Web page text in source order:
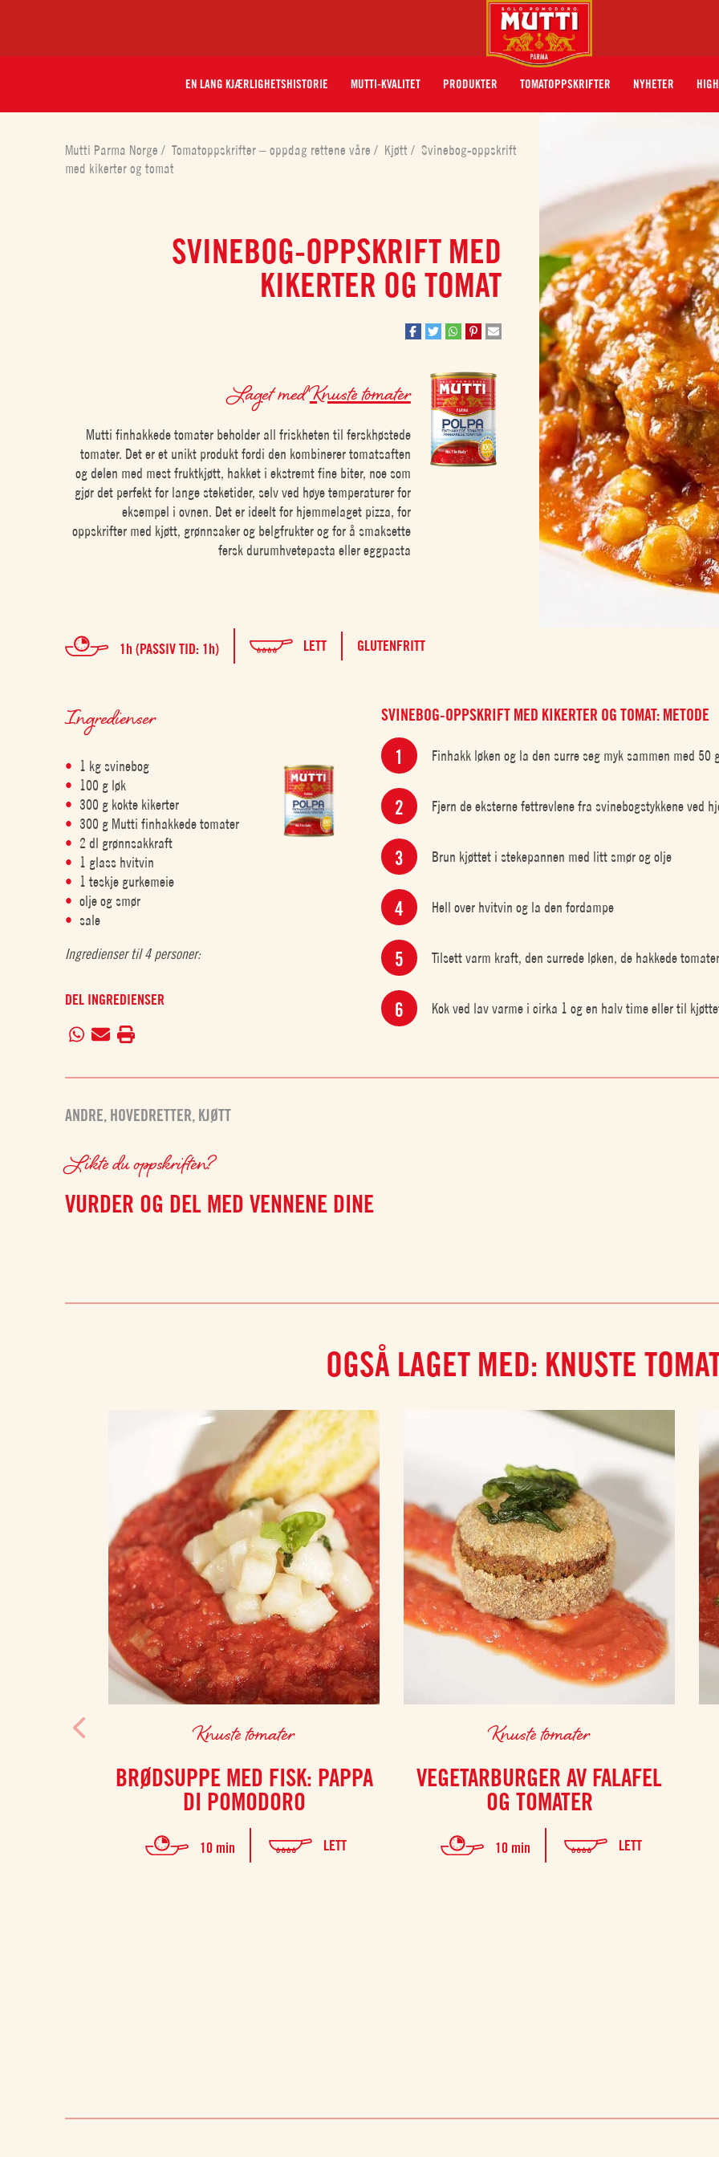
EN LANG KJÆRLIGHETSHISTORIE MUTTI-KVALITET PRODUKTER TOMATOPPSKRIFTER NYHETER
Mutti Parma Norge/ Tomatoppskrifter – oppdag rettene våre/ Kjøtt/ Svinebog-oppskrift
med kikerter og tomat
SVINEBOG-OPPSKRIFT MED
KIKERTER OG TOMAT
Laget medKnuste tomater
Mutti finhakkede tomater beholder all friskheten til ferskhøstede
tomater. Det er et unikt produkt fordi den kombinerer tomatsaften
og delen med mest fruktkjøtt, hakket i ekstremt fine biter, noe som
gjør det perfekt for lange steketider, selv ved høye temperaturer for
eksempel i ovnen. Det er ideelt for hjemmelaget pizza, for
oppskrifter med kjøtt, grønnsaker og belgfrukter og for å smaksette
fersk durumhvetepasta eller eggpasta
1h (PASSIV TID: 1h) LETT GLUTENFRITT
Ingredienser
1 kg svinebog
100 g løk
300 g kokte kikerter
300 g Mutti finhakkede tomater
2 dl grønnsakkraft
1 glass hvitvin
1 teskje gurkemeie
olje og smør
sale
Ingredienser til 4 personer:
DEL INGREDIENSER
SVINEBOG-OPPSKRIFT MED KIKERTER OG TOMAT: METODE
Finhakk løken og la den surre seg myk sammen med 50
Fjern de eksterne fettrevlene fra svinebogstykkene ved
Brun kjøttet i stekepannen med litt smør og olje
Hell over hvitvin og la den fordampe
Tilsett varm kraft, den surrede løken, de hakkede
Kok ved lav varme i cirka 1 og en halv time eller til
ANDRE, HOVEDRETTER, KJØTT
Likte du oppskriften?
VURDER OG DEL MED VENNENE DINE
OGSÅ LAGET MED: KNUSTE
Knuste tomater
BRØDSUPPE MED FISK: PAPPA
DI POMODORO
10 min LETT
Knuste tomater
VEGETARBURGER AV FALAFEL
OG TOMATER
10 min LETT